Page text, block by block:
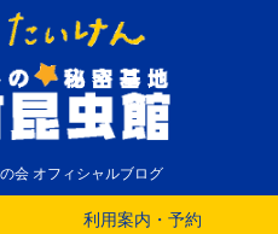
会 オフィシャルブログ
利用案内・予約